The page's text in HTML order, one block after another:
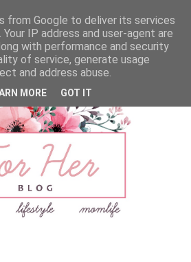
from Google to deliver its services
IP address and user-agent are
with performance and security
of service, generate usage
and address abuse.
MORE GOT IT